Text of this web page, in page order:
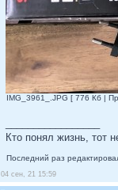
IMG_3961_.JPG [ 776 Кб |
Кто понял жизнь, тот
Последний раз
04 сен, 21 15:59